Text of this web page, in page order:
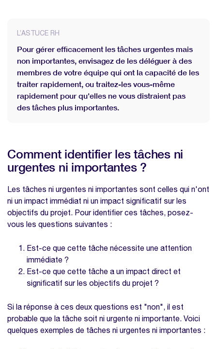
L’ASTUCE RH
Pour gérer efficacement les tâches urgentes mais
non importantes, envisagez de les déléguer à des
membres de votre équipe qui ont la capacité de les
traiter rapidement, ou traitez-les vous-même
rapidement pour qu'elles ne vous distraient pas
des tâches plus importantes.
Comment identifier les tâches ni
urgentes ni importantes ?
Les tâches ni urgentes ni importantes sont celles qui n'ont
ni un impact immédiat ni un impact significatif sur les
objectifs du projet. Pour identifier ces tâches, posez-
vous les questions suivantes :
Est-ce que cette tâche nécessite une attention
immédiate ?
Est-ce que cette tâche a un impact direct et
significatif sur les objectifs du projet ?
Si la réponse à ces deux questions est "non", il est
probable que la tâche soit ni urgente ni importante. Voici
quelques exemples de tâches ni urgentes ni importantes :